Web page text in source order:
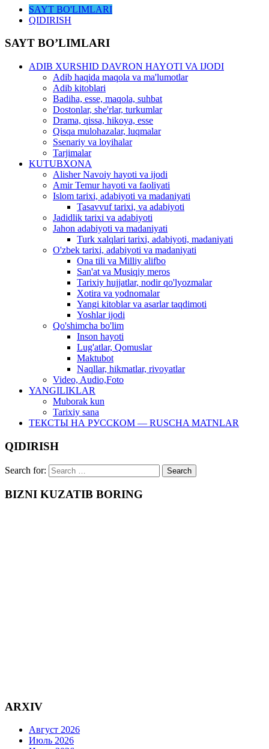
SAYT BO'LIMLARI
QIDIRISH
SAYT BO’LIMLARI
ADIB XURSHID DAVRON HAYOTI VA IJODI
Adib haqida maqola va ma'lumotlar
Adib kitoblari
Badiha, esse, maqola, suhbat
Dostonlar, she'rlar, turkumlar
Drama, qissa, hikoya, esse
Qisqa mulohazalar, luqmalar
Ssenariy va loyihalar
Tarjimalar
KUTUBXONA
Alisher Navoiy hayoti va ijodi
Amir Temur hayoti va faoliyati
Islom tarixi, adabiyoti va madaniyati
Tasavvuf tarixi, va adabiyoti
Jadidlik tarixi va adabiyoti
Jahon adabiyoti va madaniyati
Turk xalqlari tarixi, adabiyoti, madaniyati
O'zbek tarixi, adabiyoti va madaniyati
Ona tili va Milliy alifbo
San'at va Musiqiy meros
Tarixiy hujjatlar, nodir qo'lyozmalar
Xotira va yodnomalar
Yangi kitoblar va asarlar taqdimoti
Yoshlar ijodi
Qo'shimcha bo'lim
Inson hayoti
Lug'atlar, Qomuslar
Maktubot
Naqllar, hikmatlar, rivoyatlar
Video, Audio,Foto
YANGILIKLAR
Muborak kun
Tarixiy sana
ТЕКСТЫ НА РУССКОМ — RUSCHA MATNLAR
QIDIRISH
Search for:
BIZNI KUZATIB BORING
ARXIV
Август 2026
Июль 2026